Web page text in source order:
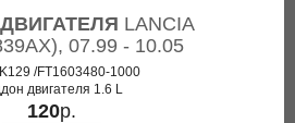
LANCIA
07.99 - 10.05
/FT1603480-1000
двигателя 1.6 L
120р.